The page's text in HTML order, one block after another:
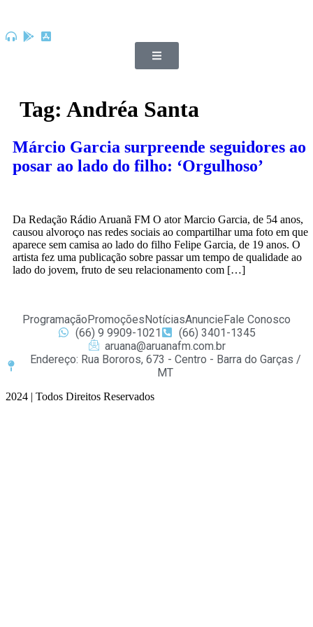
Tag: Andréa Santa
Márcio Garcia surpreende seguidores ao
posar ao lado do filho: ‘Orgulhoso’
Da Redação Rádio Aruanã FM O ator Marcio Garcia, de 54 anos,
causou alvoroço nas redes sociais ao compartilhar uma foto em que
aparece sem camisa ao lado do filho Felipe Garcia, de 19 anos. O
artista fez uma publicação sobre passar um tempo de qualidade ao
lado do jovem, fruto de seu relacionamento com […]
ProgramaçãoPromoçõesNotíciasAnuncieFale Conosco
(66) 9 9909-1021
(66) 3401-1345
aruana@aruanafm.com.br
Endereço: Rua Bororos, 673 - Centro - Barra do Garças /
MT
2024 | Todos Direitos Reservados